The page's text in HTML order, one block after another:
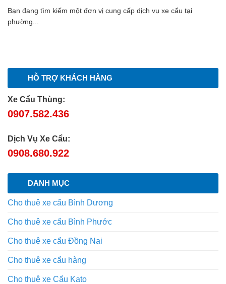
HỖ TRỢ KHÁCH HÀNG
Xe Cẩu Thùng:
0907.582.436
Dịch Vụ Xe Cẩu:
0908.680.922
DANH MỤC
Cho thuê xe cẩu Bình Dương
Cho thuê xe cẩu Bình Phước
Cho thuê xe cẩu Đồng Nai
Cho thuê xe cẩu hàng
Cho thuê xe Cẩu Kato
Bạn đang tìm kiếm một đơn vị cung cấp dịch vụ xe cẩu tại
phường...